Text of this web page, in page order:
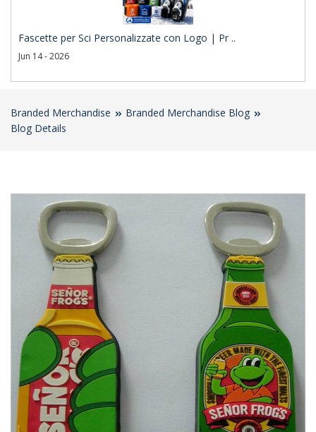
Fascette per Sci Personalizzate con Logo | Pr ..
Jun 14 - 2026
Branded Merchandise
Branded Merchandise Blog
Blog Details